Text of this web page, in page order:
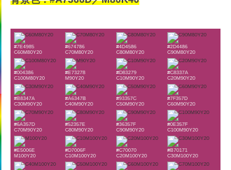
#7E4985
C60M80Y20
#674786
C70M80Y20
#4D4586
C80M80Y20
#2D4486
C90M80Y20
#004386
C100M80Y20
#E73278
M90Y20
#D83279
C10M90Y20
#C8337A
C20M90Y20
#B8347A
C30M90Y20
#A6347B
C40M90Y20
#93357C
C50M90Y20
#7F357D
C60M90Y20
#6A357D
C70M90Y20
#52357E
C80M90Y20
#36357F
C90M90Y20
#0E357F
C100M90Y20
#E5006E
M100Y20
#D7006F
C10M100Y20
#C70070
C20M100Y20
#B70171
C30M100Y20